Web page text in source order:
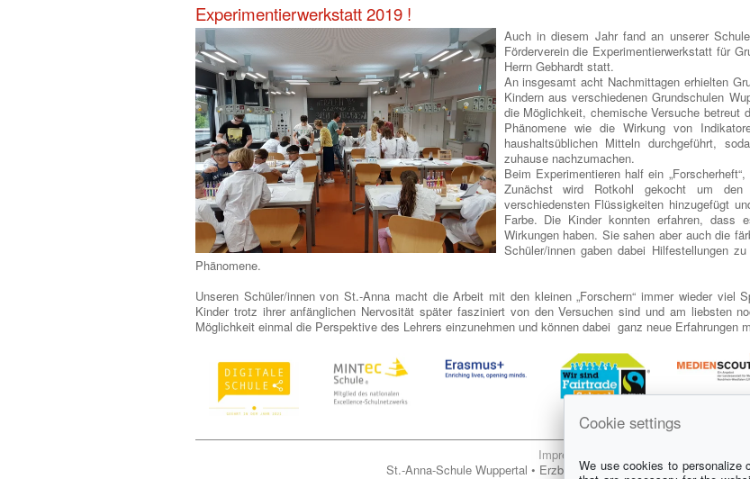
Experimentierwerkstatt 2019 !
Auch in diesem Jahr fand an unserer
Förderverein die Experimentierwerkstatt für
Herrn Gebhardt statt.
An insgesamt acht Nachmittagen erhielten
Kindern aus verschiedenen Grundschulen
die Möglichkeit, chemische Versuche betreut
Phänomene wie die Wirkung von
haushaltsüblichen Mitteln durchgeführt,
zuhause nachzumachen.
Beim Experimentieren half ein
Zunächst wird Rotkohl gekocht um
verschiedensten Flüssigkeiten hinzugefügt
Farbe. Die Kinder konnten erfahren, dass
Wirkungen haben. Sie sahen aber auch die
Schüler/innen gaben dabei Hilfestellungen
Phänomene.
Unseren Schüler/innen von St.-Anna macht die Arbeit mit den kleinen „Forschern“ immer wieder
Kinder trotz ihrer anfänglichen Nervosität später fasziniert von den Versuchen sind und am liebsten
Möglichkeit einmal die Perspektive des Lehrers einzunehmen und können dabei ganz neue Erfahrungen
Impressum
St.-Anna-Schule Wuppertal • Erzbischöfliches Gymnasium für
Cookie settings
We use cookies to personalize